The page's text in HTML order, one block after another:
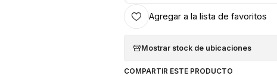
Agregar a la lista de favoritos
Mostrar stock de ubicaciones
COMPARTIR ESTE PRODUCTO